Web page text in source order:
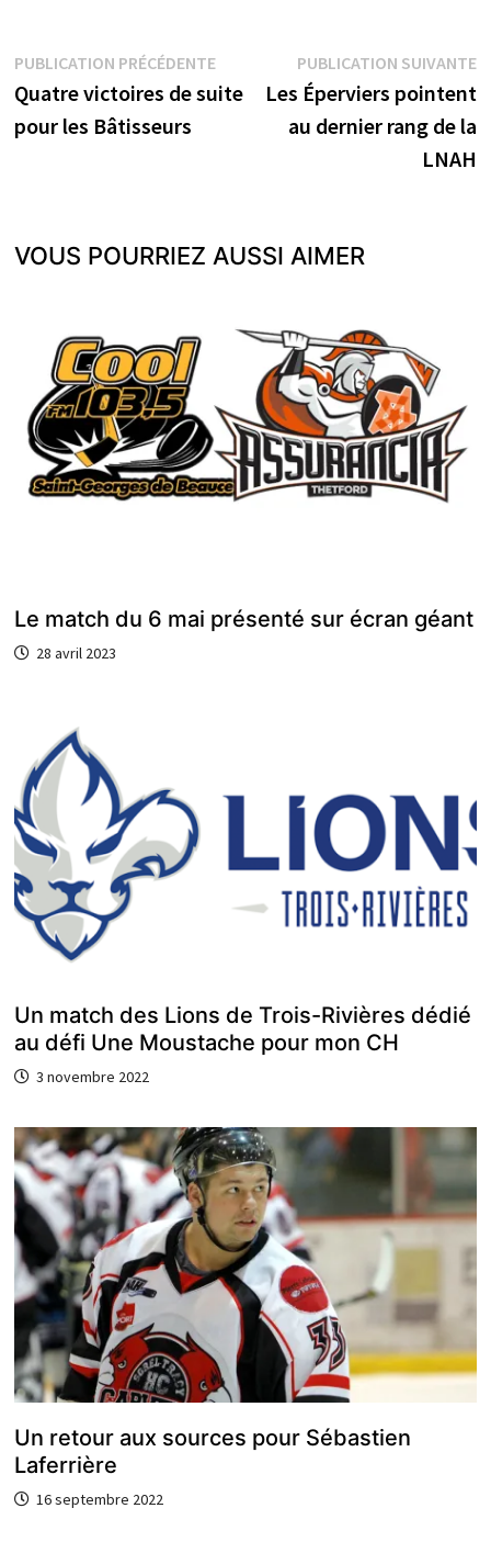
Navigation
de
l’article
PUBLICATION PRÉCÉDENTEPublication
précédente :
Quatre victoires de suite
pour les Bâtisseurs
PUBLICATION SUIVANTE
Les Éperviers pointent
au dernier rang de la
LNAH
VOUS POURRIEZ AUSSI AIMER
Le match du 6 mai présenté sur écran géant
28 avril 2023
Un match des Lions de Trois-Rivières dédié
au défi Une Moustache pour mon CH
3 novembre 2022
Un retour aux sources pour Sébastien
Laferrière
16 septembre 2022